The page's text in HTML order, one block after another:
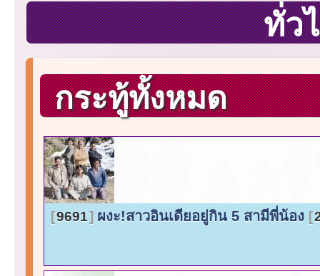
ทั่ว
กระทู้ทั้งหมด
9691 ผงะ!สาวอินเดียอยู่กิน 5 สามีพี่น้อง